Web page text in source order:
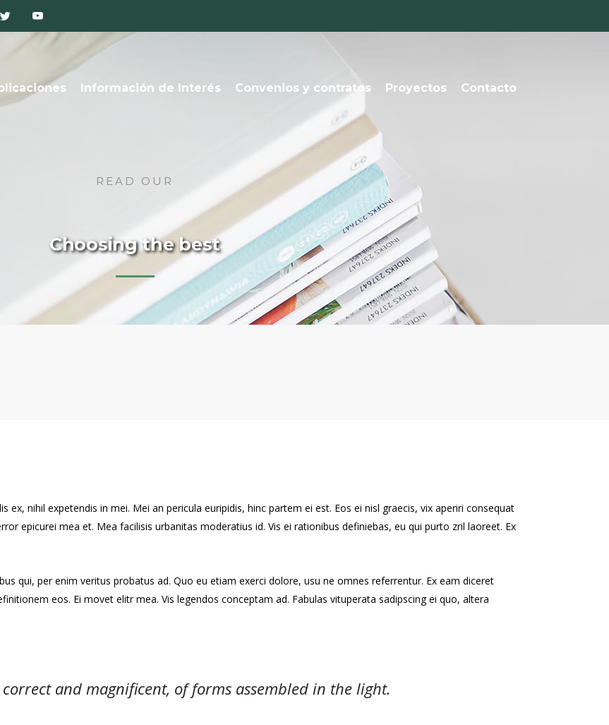
Información de Interés Convenios y contratos Proyectos Contacto
READ OUR
Choosing the best
ex, nihil expetendis in mei. Mei an pericula euripidis, hinc partem ei est. Eos ei nisl graecis, vix aperiri consequat
epicurei mea et. Mea facilisis urbanitas moderatius id. Vis ei rationibus definiebas, eu qui purto zril laoreet. Ex
qui, per enim veritus probatus ad. Quo eu etiam exerci dolore, usu ne omnes referrentur. Ex eam diceret
eos. Ei movet elitr mea. Vis legendos conceptam ad. Fabulas vituperata sadipscing ei quo, altera
and magnificent, of forms assembled in the light.